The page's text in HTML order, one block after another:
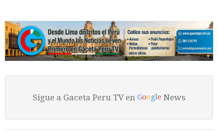
Sigue a Gaceta Peru TV en Google News